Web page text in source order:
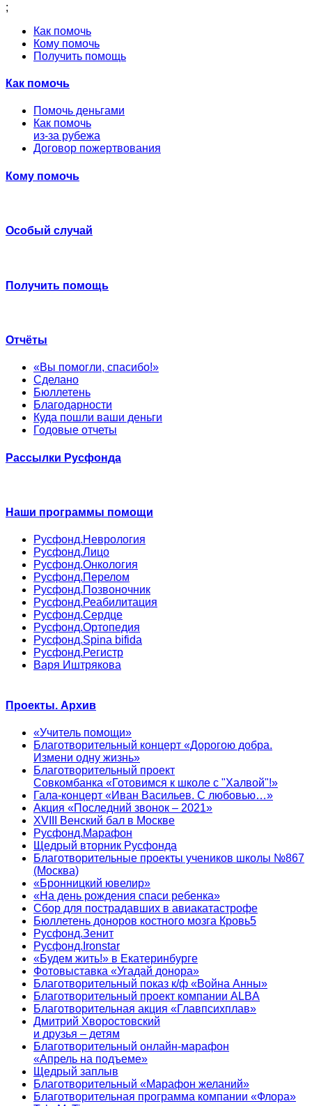
;
Как помочь
Кому помочь
Получить помощь
Как помочь
Помочь деньгами
Как помочь
из-за рубежа
Договор пожертвования
Кому помочь
Особый случай
Получить помощь
Отчёты
«Вы помогли, спасибо!»
Сделано
Бюллетень
Благодарности
Куда пошли ваши деньги
Годовые отчеты
Рассылки Русфонда
Наши программы помощи
Русфонд.Неврология
Русфонд.Лицо
Русфонд.Онкология
Русфонд.Перелом
Русфонд.Позвоночник
Русфонд.Реабилитация
Русфонд.Сердце
Русфонд.Ортопедия
Русфонд.Spina bifida
Русфонд.Регистр
Варя Иштрякова
Проекты. Архив
«Учитель помощи»
Благотворительный концерт «Дорогою добра.
Измени одну жизнь»
Благотворительный проект
Совкомбанка «Готовимся к школе с "Халвой"!»
Гала-концерт «Иван Васильев. С любовью…»
Акция «Последний звонок – 2021»
XVIII Венский бал в Москве
Русфонд.Марафон
Щедрый вторник Русфонда
Благотворительные проекты учеников школы №867
(Москва)
«Бронницкий ювелир»
«На день рождения спаси ребенка»
Сбор для пострадавших в авиакатастрофе
Бюллетень доноров костного мозга Кровь5
Русфонд.Зенит
Русфонд.Ironstar
«Будем жить!» в Екатеринбурге
Фотовыставка «Угадай донора»
Благотворительный показ к/ф «Война Анны»
Благотворительный проект компании ALBA
Благотворительная акция «Главпсихплав»
Дмитрий Хворостовский
и друзья – детям
Благотворительный онлайн‑марафон
«Апрель на подъеме»
Щедрый заплыв
Благотворительный «Марафон желаний»
Благотворительная программа компании «Флора»